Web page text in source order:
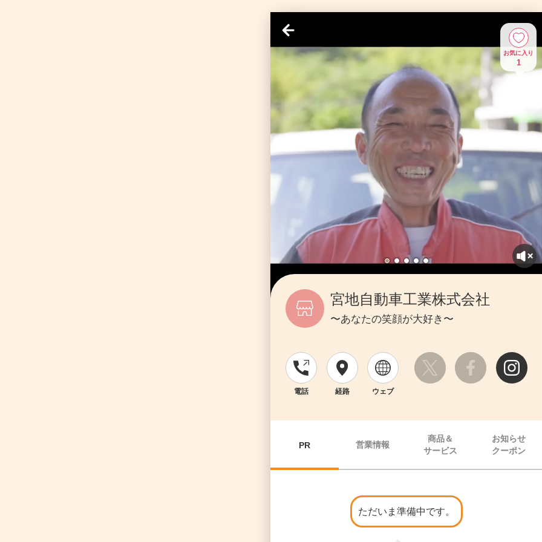
お気に入り
1
宮地自動車工業株式会社
〜あなたの笑顔が大好き〜
電話 経路 ウェブ
PR 営業情報
商品＆
サービス
お知らせ
クーポン
ただいま準備中です。